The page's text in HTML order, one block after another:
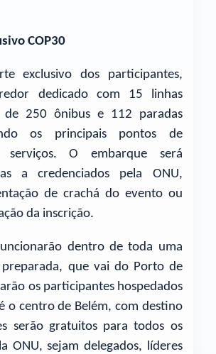
COP30
exclusivo dos participantes,
dedicado com 15 linhas
de 250 ônibus e 112 paradas
os principais pontos de
serviços. O embarque será
a credenciados pela ONU,
de crachá do evento ou
da inscrição.
dentro de toda uma
que vai do Porto de
os participantes hospedados
o centro de Belém, com destino
serão gratuitos para todos os
ONU, sejam delegados, líderes